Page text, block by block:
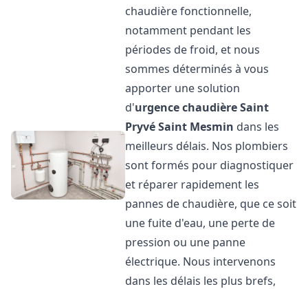
chaudière fonctionnelle,
notamment pendant les
périodes de froid, et nous
sommes déterminés à vous
apporter une solution
d'urgence chaudièreSaint
Pryvé Saint Mesmin dans les
meilleurs délais. Nos plombiers
sont formés pour diagnostiquer
et réparer rapidement les
pannes de chaudière, que ce soit
une fuite d'eau, une perte de
pression ou une panne
électrique. Nous intervenons
dans les délais les plus brefs,